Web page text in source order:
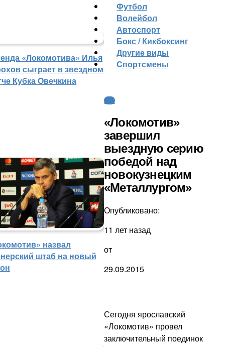
«Локомотива» Илья
сыграет в звездном
Кубка Овечкина
назвал
штаб на новый
Футбол
Волейбол
Автоспорт
Бокс / Кикбоксинг
Другие виды
Cпортсмены
КХЛ
«Локомотив»
завершил
выездную серию
победой над
новокузнецким
«Металлургом»
Опубликовано:
11 лет назад
от
29.09.2015
Сегодня ярославский
«Локомотив» провел
заключительный поединок